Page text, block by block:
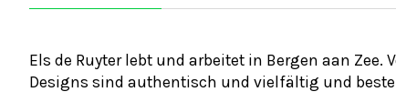
Els de Ruyter lebt und arbeitet in Bergen aan
Designs sind authentisch und vielfältig und